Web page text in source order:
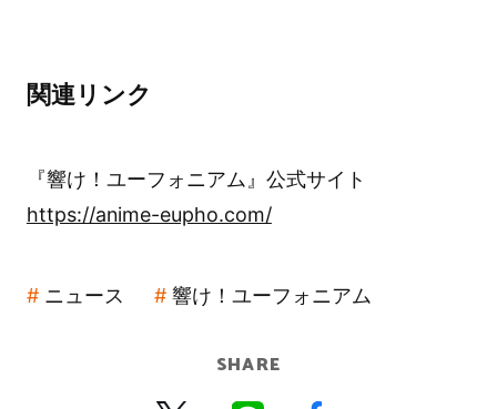
関連リンク
『響け！ユーフォニアム』公式サイト
https://anime-eupho.com/
ニュース 響け！ユーフォニアム
SHARE